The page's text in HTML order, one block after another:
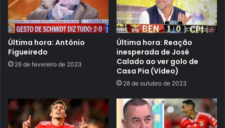
Última hora: Antônio
Figueiredo
26 de fevereiro de 2023
Última hora: Reação
inesperada de José
Calado ao ver golo de
Casa Pia (Vídeo)
28 de outubro de 2023